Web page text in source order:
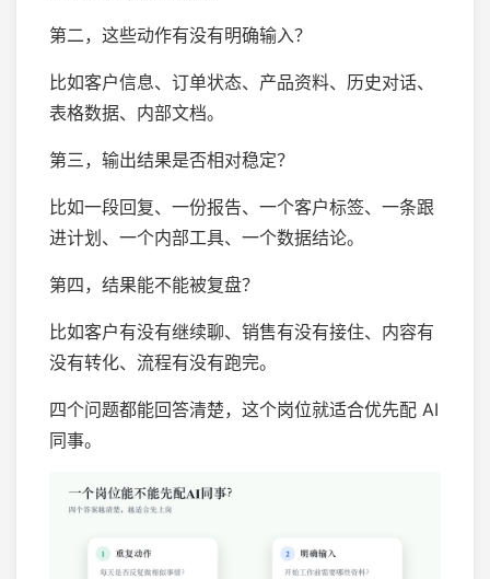
第二，这些动作有没有明确输入？
比如客户信息、订单状态、产品资料、历史对话、
表格数据、内部文档。
第三，输出结果是否相对稳定？
比如一段回复、一份报告、一个客户标签、一条跟
进计划、一个内部工具、一个数据结论。
第四，结果能不能被复盘？
比如客户有没有继续聊、销售有没有接住、内容有
没有转化、流程有没有跑完。
四个问题都能回答清楚，这个岗位就适合优先配 AI
同事。